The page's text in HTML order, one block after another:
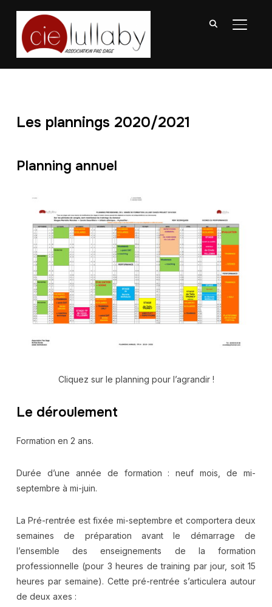
Les plannings 2020/2021
Planning annuel
Cliquez sur le planning pour l’agrandir !
Le déroulement
Formation en 2 ans.
Durée d’une année de formation : neuf mois, de mi-
septembre à mi-juin.
La Pré-rentrée est fixée mi-septembre et comportera deux
semaines de préparation avant le démarrage de
l’ensemble des enseignements de la formation
professionnelle (pour 3 heures de training par jour, soit 15
heures par semaine). Cette pré-rentrée s’articulera autour
de deux axes :